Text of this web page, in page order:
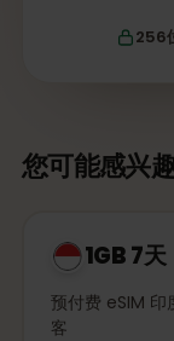
256
您可能感兴
1GB 7天
预付费 eSIM 印
客